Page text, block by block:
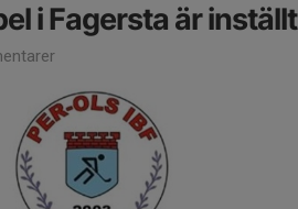
i Fagersta är inställt